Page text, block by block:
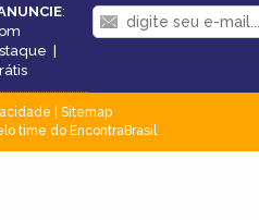
:
Sitemap
time do EncontraBrasil